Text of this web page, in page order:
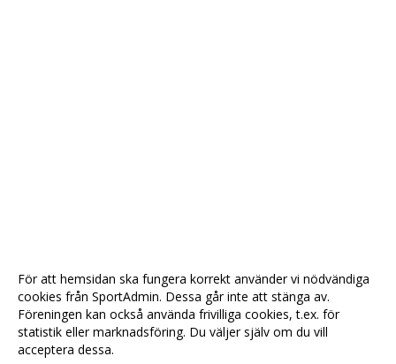
För att hemsidan ska fungera korrekt använder vi nödvändiga
cookies från SportAdmin. Dessa går inte att stänga av.
Föreningen kan också använda frivilliga cookies, t.ex. för
statistik eller marknadsföring. Du väljer själv om du vill
acceptera dessa.